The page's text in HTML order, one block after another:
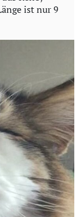
ist nur 9